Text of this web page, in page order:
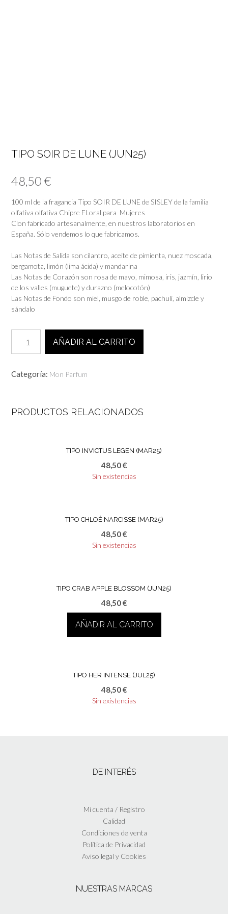
TIPO SOIR DE LUNE (JUN25)
48,50 €
100 ml de la fragancia Tipo SOIR DE LUNE de SISLEY de la familia
olfativa olfativa Chipre FLoral para Mujeres
Clon fabricado artesanalmente, en nuestros laboratorios en
España. Sólo vendemos lo que fabricamos.
Las Notas de Salida son cilantro, aceite de pimienta, nuez moscada,
bergamota, limón (lima ácida) y mandarina
Las Notas de Corazón son rosa de mayo, mimosa, iris, jazmín, lirio
de los valles (muguete) y durazno (melocotón)
Las Notas de Fondo son miel, musgo de roble, pachulí, almizcle y
sándalo
SOIR
DE
(JUN25)
AÑADIR AL CARRITO
Categoría: Mon Parfum
PRODUCTOS RELACIONADOS
TIPO INVICTUS LEGEN (MAR25)
48,50€
Sin existencias
TIPO CHLOÉ NARCISSE (MAR25)
48,50€
Sin existencias
TIPO CRAB APPLE BLOSSOM (JUN25)
48,50€
AÑADIR AL CARRITO
TIPO HER INTENSE (JUL25)
48,50€
Sin existencias
DE INTERÉS
Mi cuenta / Registro
Calidad
Condiciones de venta
Política de Privacidad
Aviso legal y Cookies
NUESTRAS MARCAS